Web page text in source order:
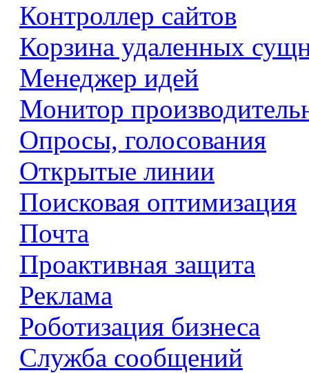
Контроллер сайтов
Корзина удаленных
Менеджер идей
Монитор
Опросы, голосования
Открытые линии
Поисковая оптимизация
Почта
Проактивная защита
Реклама
Роботизация бизнеса
Служба сообщений